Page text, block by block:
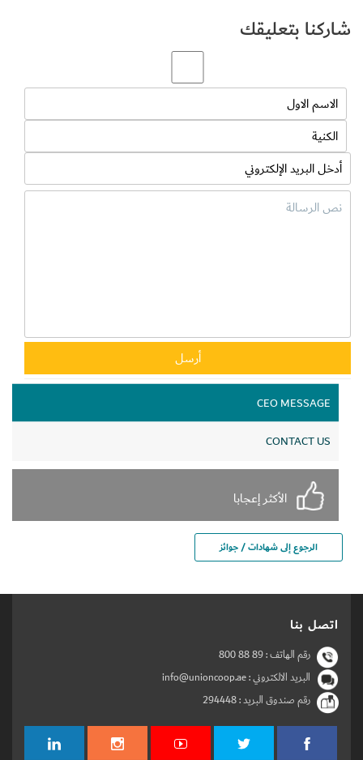
شاركنا بتعليقك
CEO MESSAGE
CONTACT US
الأكثر إعجابا
الرجوع إلى شهادات / جوائز
اتصل بنا
رقم الهاتف :800 88 89
البريد الالكتروني : info@unioncoop.ae
رقم صندوق البريد :294448